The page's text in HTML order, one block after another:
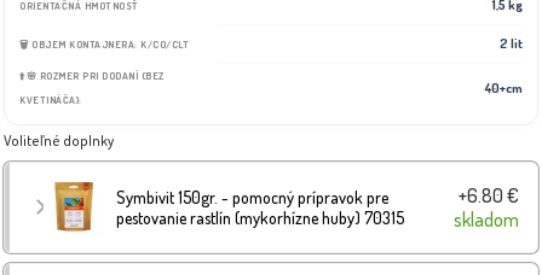
ORIENTAČNÁ HMOTNOSŤ 1,5 kg
🗑️ OBJEM KONTAJNERA: K/CO/CLT 2 lit
⬆️🌸 ROZMER PRI DODANÍ (BEZ
KVETINÁČA):
40+cm
Voliteľné doplnky
Symbivit 150gr. - pomocný prípravok pre
pestovanie rastlín (mykorhízne huby) 70315
+6.80 €
skladom